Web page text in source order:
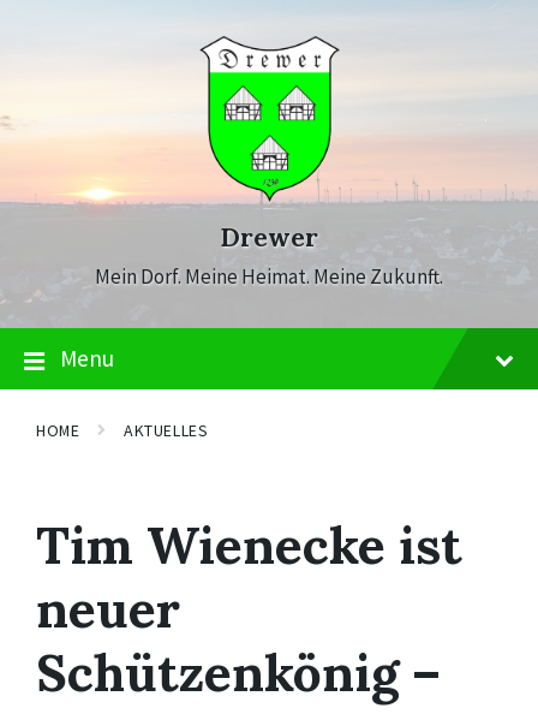
Drewer
Mein Dorf. Meine Heimat. Meine Zukunft.
Menu
HOME AKTUELLES
Tim Wienecke ist
neuer
Schützenkönig –